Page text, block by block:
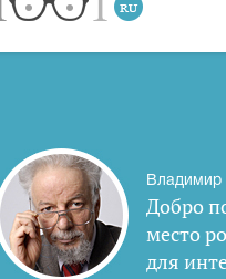
Добро
место
для